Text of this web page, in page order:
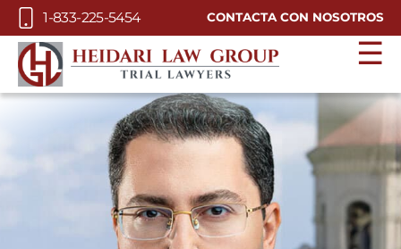
Skip to Main Content
1-833-225-5454 CONTACTA CON NOSOTROS
☰